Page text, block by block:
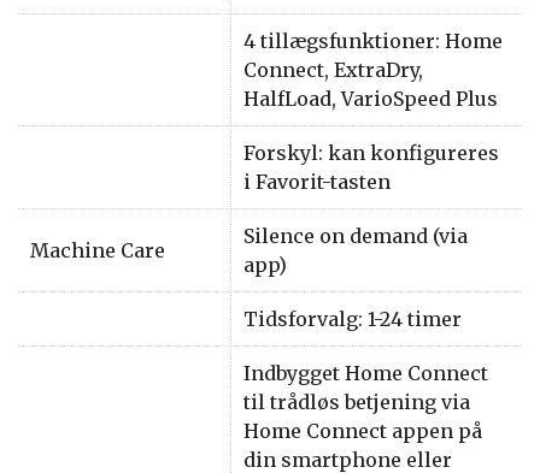
4 tillægsfunktioner: Home
Connect, ExtraDry,
HalfLoad, VarioSpeed Plus
Forskyl: kan konfigureres
i Favorit-tasten
Machine Care
Silence on demand (via
app)
Tidsforvalg: 1-24 timer
Indbygget Home Connect
til trådløs betjening via
Home Connect appen på
din smartphone eller